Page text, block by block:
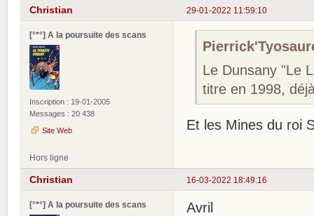
29-01-2022 11:59:10
Christian
[°*°] A la poursuite des scans
Inscription : 19-01-2005
Messages : 20 438
Site Web
Le Dunsany "Le
titre en 1998,
Et les Mines du roi
Hors ligne
16-03-2022 18:49:16
Christian
[°*°] A la poursuite des scans
Avril